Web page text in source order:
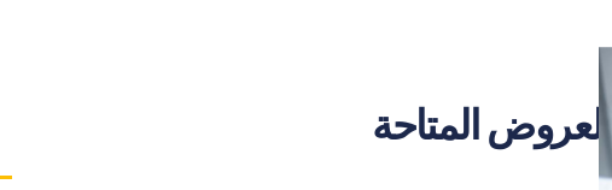
العروض المتاحة